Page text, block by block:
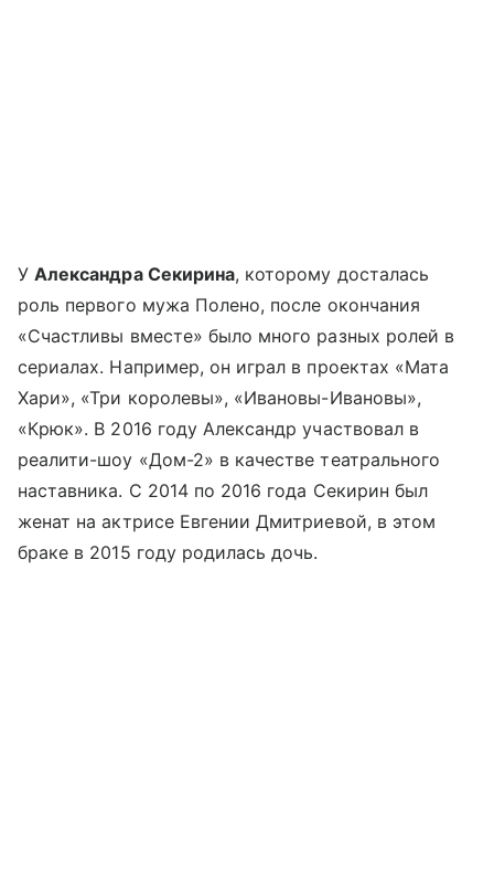
УАлександра Секирина, которому досталась
роль первого мужа Полено, после окончания
«Счастливы вместе» было много разных ролей в
сериалах. Например, он играл в проектах «Мата
Хари», «Три королевы», «Ивановы-Ивановы»,
«Крюк». В 2016 году Александр участвовал в
реалити-шоу «Дом-2» в качестве театрального
наставника. С 2014 по 2016 года Секирин был
женат на актрисе Евгении Дмитриевой, в этом
браке в 2015 году родилась дочь.